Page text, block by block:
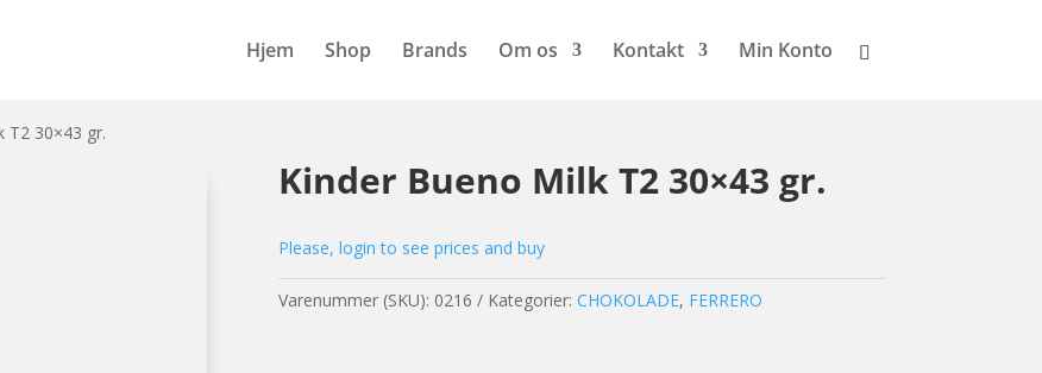
Hjem Shop Brands Om os Kontakt Min Konto
T2 30×43 gr.
Kinder Bueno Milk T2 30×43 gr.
Please, login to see prices and buy
Varenummer (SKU): 0216 Kategorier: CHOKOLADE, FERRERO